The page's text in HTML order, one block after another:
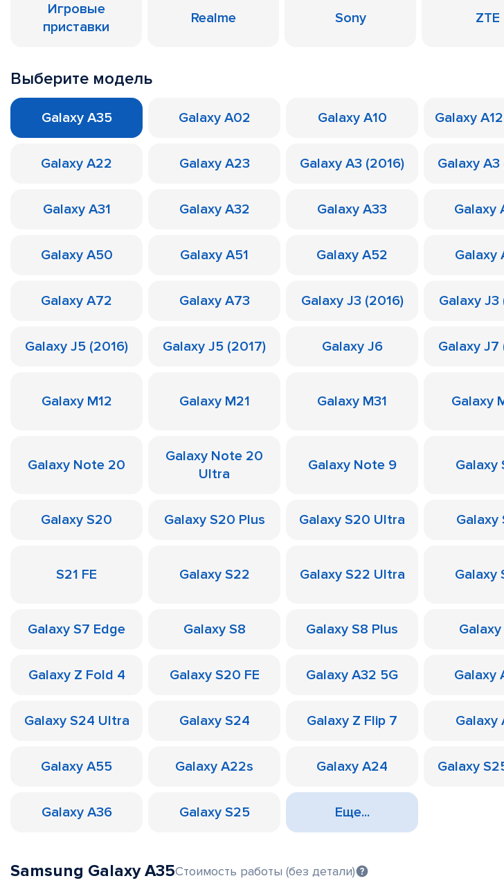
Игровые
приставки
Realme Sony ZTE
Выберите модель
Galaxy A35 Galaxy A02 Galaxy A10 Galaxy
Galaxy A22 Galaxy A23 Galaxy A3 (2016) Galaxy A3
Galaxy A31 Galaxy A32 Galaxy A33 Galaxy
Galaxy A50 Galaxy A51 Galaxy A52 Galaxy
Galaxy A72 Galaxy A73 Galaxy J3 (2016) Galaxy J3
Galaxy J5 (2016) Galaxy J5 (2017) Galaxy J6 Galaxy J7
Galaxy M12 Galaxy M21 Galaxy M31 Galaxy
Galaxy Note 20
Galaxy Note 20
Ultra
Galaxy Note 9 Galaxy
Galaxy S20 Galaxy S20 Plus Galaxy S20 Ultra Galaxy
S21 FE Galaxy S22 Galaxy S22 Ultra Galaxy
Galaxy S7 Edge Galaxy S8 Galaxy S8 Plus
Galaxy Z Fold 4 Galaxy S20 FE Galaxy A32 5G Galaxy
Galaxy S24 Ultra Galaxy S24 Galaxy Z Flip 7 Galaxy
Galaxy A55 Galaxy A22s Galaxy A24 Galaxy
Galaxy A36 Galaxy S25 Еще...
Samsung Galaxy A35Стоимость работы (без детали)